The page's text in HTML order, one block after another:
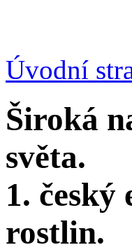
Úvodní
Široká
světa.
1. český
rostlin.